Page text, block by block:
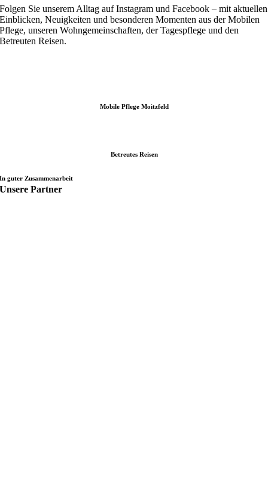
Folgen Sie unserem Alltag auf Instagram und Facebook – mit aktuellen
Einblicken, Neuigkeiten und besonderen Momenten aus der Mobilen
Pflege, unseren Wohngemeinschaften, der Tagespflege und den
Betreuten Reisen.
Mobile Pflege Moitzfeld
Betreutes Reisen
In guter Zusammenarbeit
Unsere Partner